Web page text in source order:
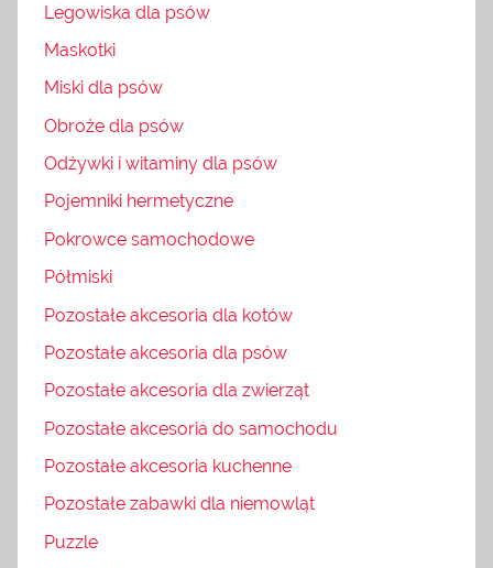
Legowiska dla psów
Maskotki
Miski dla psów
Obroże dla psów
Odżywki i witaminy dla psów
Pojemniki hermetyczne
Pokrowce samochodowe
Półmiski
Pozostałe akcesoria dla kotów
Pozostałe akcesoria dla psów
Pozostałe akcesoria dla zwierząt
Pozostałe akcesoria do samochodu
Pozostałe akcesoria kuchenne
Pozostałe zabawki dla niemowląt
Puzzle